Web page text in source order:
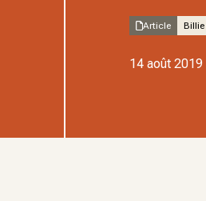
Article Billie
14 août 2019